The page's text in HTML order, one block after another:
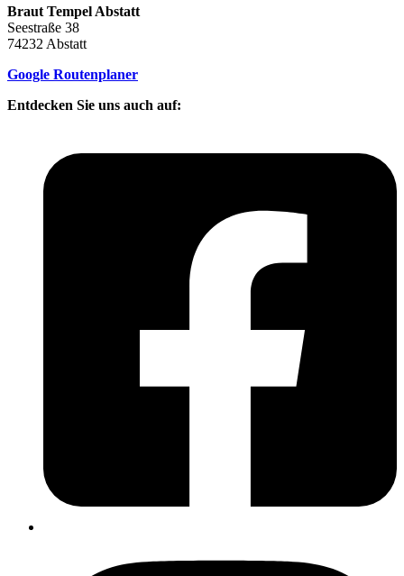
Braut Tempel Abstatt
Seestraße 38
74232 Abstatt
Google Routenplaner
Entdecken Sie uns auch auf: